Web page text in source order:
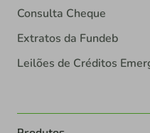
Consulta Cheque
Extratos da Fundeb
Leilões de Créditos